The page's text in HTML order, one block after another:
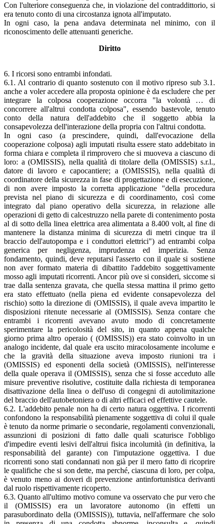
Con l'ulteriore conseguenza che, in violazione del contraddittorio, si
era tenuto conto di una circostanza ignota all'imputato.
In ogni caso, la pena andava determinata nel minimo, con il
riconoscimento delle attenuanti generiche.
Diritto
6. I ricorsi sono entrambi infondati.
6.1. Al contrario di quanto sostenuto con il motivo ripreso sub 3.1.
anche a voler accedere alla proposta opinione è da escludere che per
integrare la colposa cooperazione occorra "la volontà … di
concorrere all'altrui condotta colposa", essendo bastevole, tenuto
conto della natura dell'addebito che il soggetto abbia la
consapevolezza dell'interazione della propria con l'altrui condotta.
In ogni caso (a prescindere, quindi, dall'evocazione della
cooperazione colposa) agli imputati risulta essere stato addebitato in
forma chiara e completa il rimprovero che si muoveva a ciascuno di
loro: a (OMISSIS), nella qualità di titolare della (OMISSIS) s.r.l.,
datore di lavoro e capocantiere; a (OMISSIS), nella qualità di
coordinatore della sicurezza in fase di progettazione e di esecuzione,
di non avere imposto la corretta applicazione "della procedura
prevista nel piano di sicurezza e di coordinamento, così come
integrato dal piano operativo della sicurezza, in relazione alle
operazioni di getto di calcestruzzo nella parete di contenimento posta
al di sotto della linea elettrica area alimentata a 8.400 volt, al fine di
mantenere la distanza minima di sicurezza di metri cinque tra il
braccio dell'autopompa e i conduttori elettrici") ad entrambi colpa
generica per negligenza, imprudenza ed imperizia. Senza
fondamento, quindi, deve reputarsi l'asserto con il quale si sostiene
non aver formato materia di dibattito l'addebito soggettivamente
mosso agli imputati ricorrenti. Ancor più ove si consideri, siccome si
trae dalla sentenza gravata, che quella stessa mattina il primo getto
era stato effettuato (nella piena ed evidente consapevolezza del
rischio) sotto la direzione di (OMISSIS), il quale aveva impartito le
disposizioni ritenute necessarie al (OMISSIS). Senza contare che
entrambi i ricorrenti avevano avuto modo di concretamente
sperimentare la pericolosità del sito, in quanto appena qualche
giorno prima altro operaio ( (OMISSIS)) era stato coinvolto in un
analogo incidente, dal quale era uscito miracolosamente incolume e
che la gravità della situazione aveva imposto riunioni tra i
(OMISSIS) ed esponenti della società (OMISSIS), nell'interesse
della quale operava il (OMISSIS), senza che si fosse acceduto alle
misure preventive risolutive, costituite dalla richiesta di temporanea
disattivazione della linea o dell'uso di congegni di autolimitazione
del braccio dell'autobetoniera o di altri efficaci ed effettive cautele.
6.2. L'addebito penale non ha di certo natura oggettiva. I ricorrenti
confondono la responsabilità pienamente soggettiva di colui il quale
è tenuto da norme primarie o secondarie, regolamenti convenzionali,
assunzioni di posizioni di fatto dalle quali scaturisce l'obbligo
d'impedire eventi lesivi dell'altrui fisica incolumità (in definitiva, la
responsabilità del garante) con l'imputazione oggettiva. I due
ricorrenti sono stati condannati non già per il mero fatto di ricoprire
le qualifiche che si son dette, ma perché, ciascuna di loro, per colpa,
è venuto meno ai doveri di prevenzione antinfortunistica derivanti
dal ruolo rispettivamente ricoperto.
6.3. Quanto all'ultimo motivo comune va osservato che pur vero che
il (OMISSIS) era un lavoratore autonomo (in effetti un
parasubordinato della (OMISSIS)), tuttavia, nell'affermare che solo